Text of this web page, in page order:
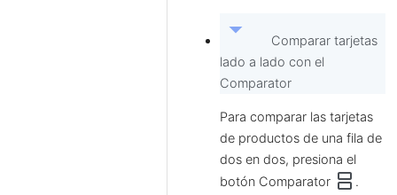
arrow_drop_down
Comparar tarjetas
lado a lado con el
Comparator
Para comparar las tarjetas
de productos de una fila de
dos en dos, presiona el
botón Comparator splitscreen .